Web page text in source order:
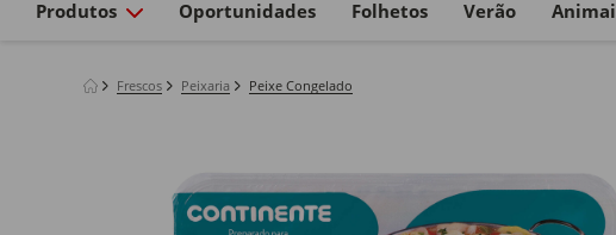
Produtos Oportunidades Folhetos Verão
Frescos Peixaria Peixe Congelado